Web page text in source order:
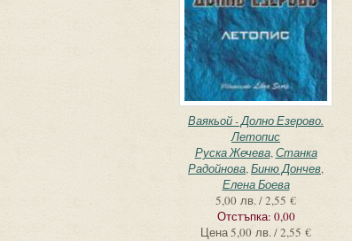
Ваякьой - Долно Езерово.
Летопис
Руска Жечева,Станка
Радойнова,Биню Дончев,
Елена Боева
5,00 лв. / 2,55 €
Отстъпка: 0,00
Цена5,00 лв. / 2,55 €